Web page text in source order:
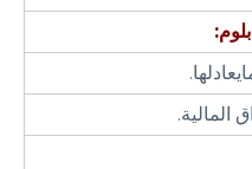
المالية.